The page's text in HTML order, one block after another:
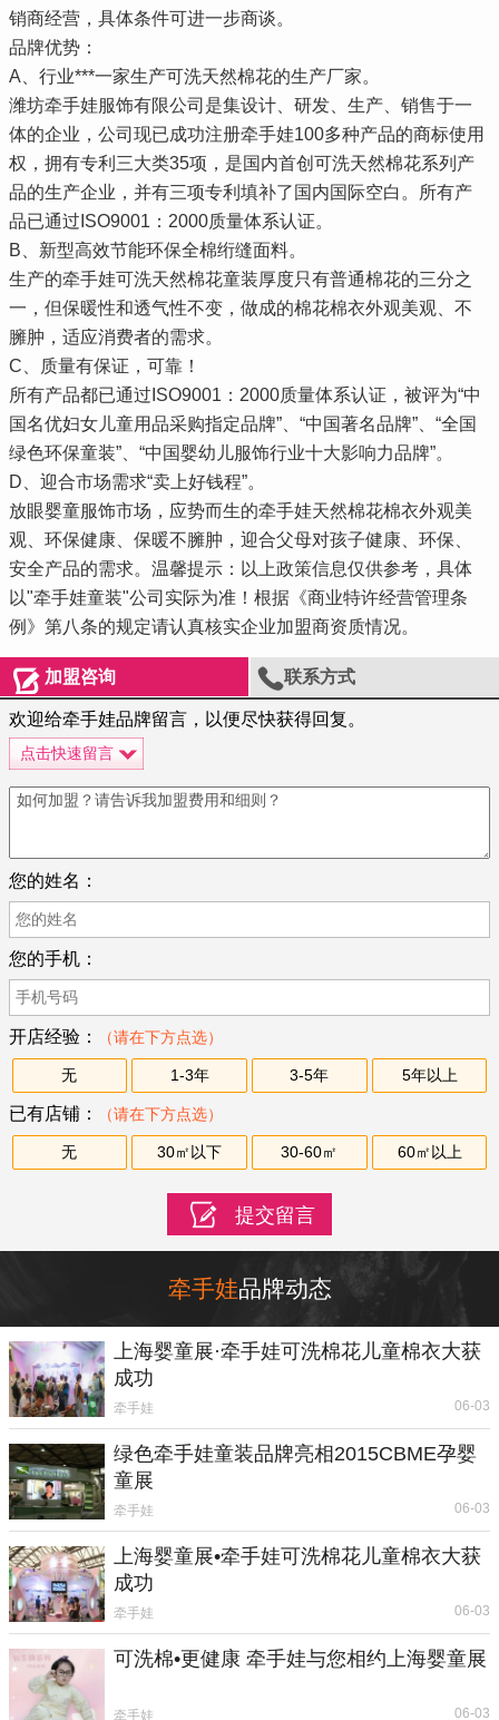
销商经营，具体条件可进一步商谈。
品牌优势：
A、行业***一家生产可洗天然棉花的生产厂家。
潍坊牵手娃服饰有限公司是集设计、研发、生产、销售于一
体的企业，公司现已成功注册牵手娃100多种产品的商标使用
权，拥有专利三大类35项，是国内首创可洗天然棉花系列产
品的生产企业，并有三项专利填补了国内国际空白。所有产
品已通过ISO9001：2000质量体系认证。
B、新型高效节能环保全棉绗缝面料。
生产的牵手娃可洗天然棉花童装厚度只有普通棉花的三分之
一，但保暖性和透气性不变，做成的棉花棉衣外观美观、不
臃肿，适应消费者的需求。
C、质量有保证，可靠！
所有产品都已通过ISO9001：2000质量体系认证，被评为“中
国名优妇女儿童用品采购指定品牌”、“中国著名品牌”、“全国
绿色环保童装”、“中国婴幼儿服饰行业十大影响力品牌”。
D、迎合市场需求“卖上好钱程”。
放眼婴童服饰市场，应势而生的牵手娃天然棉花棉衣外观美
观、环保健康、保暖不臃肿，迎合父母对孩子健康、环保、
安全产品的需求。温馨提示：以上政策信息仅供参考，具体
以"牵手娃童装"公司实际为准！根据《商业特许经营管理条
例》第八条的规定请认真核实企业加盟商资质情况。
加盟咨询 联系方式
欢迎给牵手娃品牌留言，以便尽快获得回复。
点击快速留言
您的姓名：
您的手机：
开店经验： （请在下方点选）
无 1-3年 3-5年 5年以上
已有店铺： （请在下方点选）
无 30㎡以下 30-60㎡ 60㎡以上
牵手娃品牌动态
上海婴童展·牵手娃可洗棉花儿童棉衣大获
成功
牵手娃 06-03
绿色牵手娃童装品牌亮相2015CBME孕婴
童展
牵手娃 06-03
上海婴童展•牵手娃可洗棉花儿童棉衣大获
成功
牵手娃 06-03
可洗棉•更健康 牵手娃与您相约上海婴童展
牵手娃 06-03